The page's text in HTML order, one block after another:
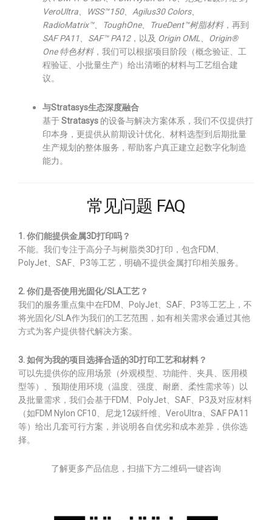
VeroUltra、WSS™150、Agilus30 Colors、
RadioMatrix™、ToughOne、TrueDent™树脂材料，再到
SAF PA11、SAF™ PA12，以及 Origin OML、Origin®
One 特色材料，我们可以根据项目阶段（概念验证、工
程验证、小批量生产）给出清晰的材料与工艺组合建
议。
与Stratasys生态深度融合
基于Stratasys 的设备与解决方案体系，我们不仅提供打
印本身，更提供从前期设计优化、材料选型到后期批量
生产规划的整体服务，帮助客户真正建立起数字化制造
能力。
常见问题 FAQ
1. 你们能提供金属3D打印吗？
不能。我们专注于高分子与树脂类3D打印，包含FDM、
PolyJet、SAF、P3等工艺，明确不提供金属打印相关服务。
2. 你们是否使用光固化/SLA工艺？
我们的服务重点集中在FDM、PolyJet、SAF、P3等工艺上，不
将光固化/SLA作为我们的工艺范围，如有相关需求会通过其他
方式为客户提供替代解决方案。
3. 如何为我的项目选择合适的3D打印工艺和材料？
可以先提供你的应用场景（外观模型、功能件、夹具、医用模
型等）、预期使用环境（温度、强度、耐磨、柔性需求等）以
及批量需求，我们会基于FDM、PolyJet、SAF、P3及对应材料
（如FDM Nylon CF10、尼龙12碳纤维、VeroUltra、SAF PA11
等）给出几套可行方案，并说明各自优劣和成本差异，供你选
择。
了解更多产品信息，扫描下方二维码一键咨询